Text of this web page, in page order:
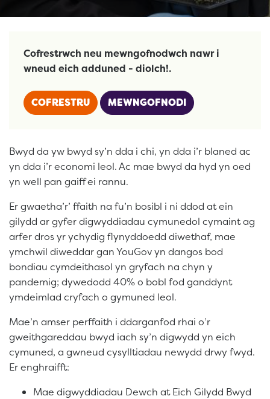
Cofrestrwch neu mewngofnodwch nawr i
wneud eich adduned - diolch!.
COFRESTRU MEWNGOFNODI
Bwyd da yw bwyd sy’n dda i chi, yn dda i’r blaned ac
yn dda i’r economi leol. Ac mae bwyd da hyd yn oed
yn well pan gaiff ei rannu.
Er gwaetha’r’ ffaith na fu’n bosibl i ni ddod at ein
gilydd ar gyfer digwyddiadau cymunedol cymaint ag
arfer dros yr ychydig flynyddoedd diwethaf, mae
ymchwil diweddar gan YouGov yn dangos bod
bondiau cymdeithasol yn gryfach na chyn y
pandemig; dywedodd 40% o bobl fod ganddynt
ymdeimlad cryfach o gymuned leol.
Mae’n amser perffaith i ddarganfod rhai o’r
gweithgareddau bwyd iach sy’n digwydd yn eich
cymuned, a gwneud cysylltiadau newydd drwy fwyd.
Er enghraifft:
Mae digwyddiadau Dewch at Eich Gilydd Bwyd